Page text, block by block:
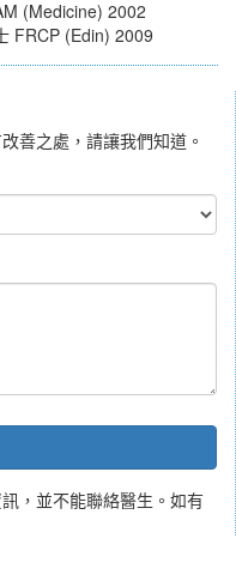
(Medicine) 2002
FRCP (Edin) 2009
善之處，請讓我們知道。
，並不能聯絡醫生。如有